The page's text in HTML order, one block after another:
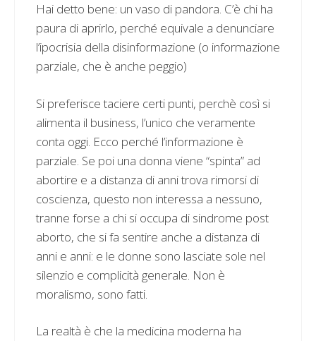
Hai detto bene: un vaso di pandora. C’è chi ha
paura di aprirlo, perché equivale a denunciare
l’ipocrisia della disinformazione (o informazione
parziale, che è anche peggio)
Si preferisce taciere certi punti, perchè così si
alimenta il business, l’unico che veramente
conta oggi. Ecco perché l’informazione è
parziale. Se poi una donna viene “spinta” ad
abortire e a distanza di anni trova rimorsi di
coscienza, questo non interessa a nessuno,
tranne forse a chi si occupa di sindrome post
aborto, che si fa sentire anche a distanza di
anni e anni: e le donne sono lasciate sole nel
silenzio e complicità generale. Non è
moralismo, sono fatti.
La realtà è che la medicina moderna ha